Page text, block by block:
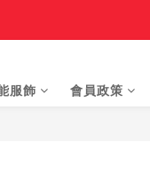
服飾 會員政策